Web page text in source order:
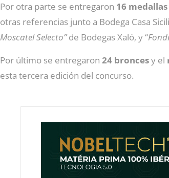
Por otra parte se entregaron 16
otras referencias junto a Bodega Casa
Moscatel Selecto”de Bodegas Xaló, y “
Por último se entregaron 24 broncesy el
esta tercera edición del concurso.